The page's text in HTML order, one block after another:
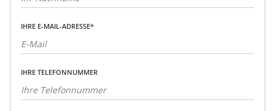
IHRE E-MAIL-ADRESSE*
IHRE TELEFONNUMMER